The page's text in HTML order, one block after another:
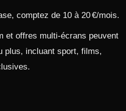
comptez de 10 à 20 €/mois.
et offres multi-écrans peuvent
plus, incluant sport, films,